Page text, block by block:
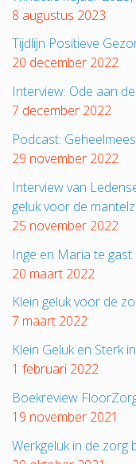
8 augustus 2023
Tijdlijn Positieve
20 december 2022
Interview: Ode aan
7 december 2022
Podcast:
29 november 2022
Interview van
geluk voor de
25 november 2022
Inge en Maria te
20 maart 2022
Klein geluk voor de
7 maart 2022
Klein Geluk en Sterk
1 februari 2022
Boekreview
19 november 2021
Werkgeluk in de zorg